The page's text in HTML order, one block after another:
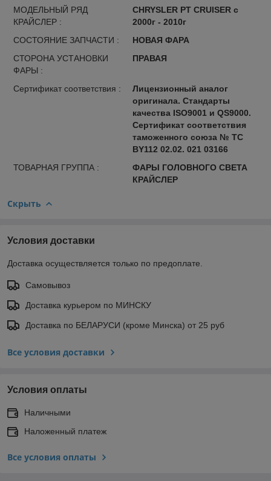
МОДЕЛЬНЫЙ РЯД
КРАЙСЛЕР :
CHRYSLER PT CRUISER с
2000г - 2010г
СОСТОЯНИЕ ЗАПЧАСТИ :
НОВАЯ ФАРА
СТОРОНА УСТАНОВКИ
ФАРЫ :
ПРАВАЯ
Сертификат соответствия :
Лицензионный аналог
оригинала. Стандарты
качества ISO9001 и QS9000.
Сертификат соответствия
таможенного союза № ТС
BY112 02.02. 021 03166
ТОВАРНАЯ ГРУППА :
ФАРЫ ГОЛОВНОГО СВЕТА
КРАЙСЛЕР
Скрыть
Условия доставки
Доставка осуществляется только по предоплате.
Самовывоз
Доставка курьером по МИНСКУ
Доставка по БЕЛАРУСИ (кроме Минска) от 25 руб
Все условия доставки
Условия оплаты
Наличными
Наложенный платеж
Все условия оплаты